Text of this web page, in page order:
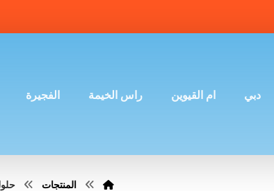
دبي ام القيوين راس الخيمة الفجيرة
المنتجات